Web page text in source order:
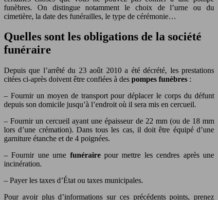
funèbres. On distingue notamment le choix de l’urne ou du
cimetière, la date des funérailles, le type de cérémonie…
Quelles sont les obligations de la société
funéraire
Depuis que l’arrêté du 23 août 2010 a été décrété, les prestations
citées ci-après doivent être confiées à des pompes funèbres :
– Fournir un moyen de transport pour déplacer le corps du défunt
depuis son domicile jusqu’à l’endroit où il sera mis en cercueil.
– Fournir un cercueil ayant une épaisseur de 22 mm (ou de 18 mm
lors d’une crémation). Dans tous les cas, il doit être équipé d’une
garniture étanche et de 4 poignées.
– Fournir une urne funérairepour mettre les cendres après une
incinération.
– Payer les taxes d’État ou taxes municipales.
Pour avoir plus d’informations sur ces précédents points, prenez